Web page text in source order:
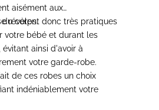
aisément aux
du corps.
révèlent donc très pratiques
votre bébé et durant les
, évitant ainsi d'avoir à
votre garde-robe.
de ces robes un choix
indéniablement votre